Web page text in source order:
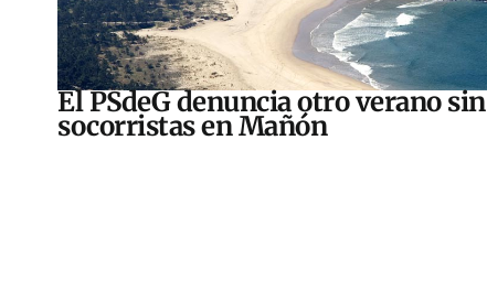
El PSdeG denuncia otro verano sin
socorristas en Mañón